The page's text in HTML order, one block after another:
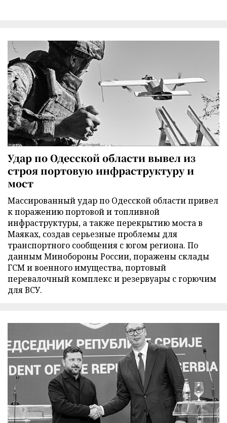
Удар по Одесской области вывел из
строя портовую инфраструктуру и
мост
Массированный удар по Одесской области привел
к поражению портовой и топливной
инфраструктуры, а также перекрытию моста в
Маяках, создав серьезные проблемы для
транспортного сообщения с югом региона. По
данным Минобороны России, поражены склады
ГСМ и военного имущества, портовый
перевалочный комплекс и резервуары с горючим
для ВСУ.